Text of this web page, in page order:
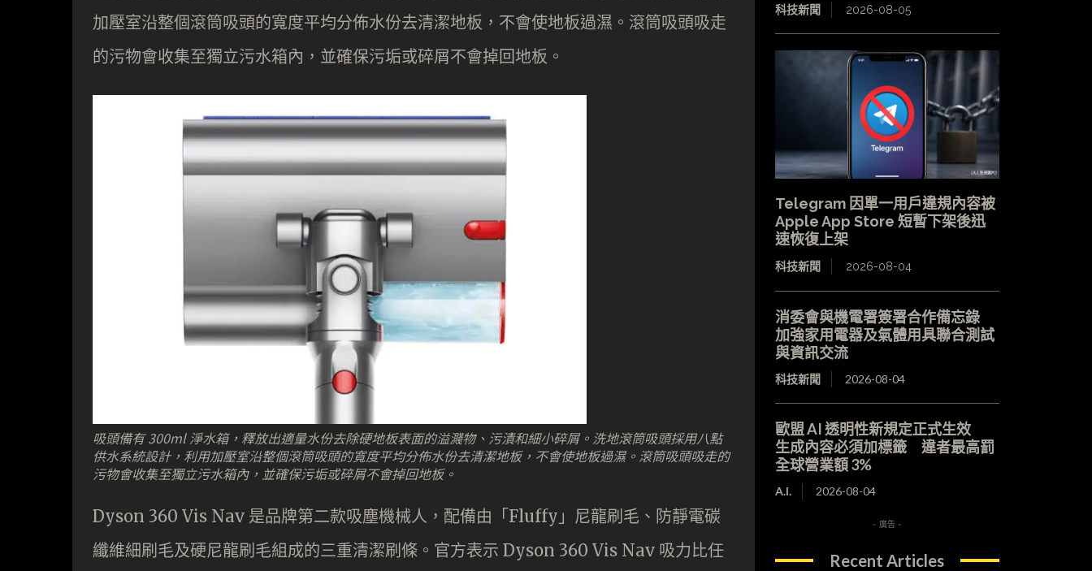
加壓室沿整個滾筒吸頭的寬度平均分佈水份去清潔地板，不會使地板過濕。滾筒吸頭吸走
的污物會收集至獨立污水箱內，並確保污垢或碎屑不會掉回地板。
吸頭備有 300ml 淨水箱，釋放出適量水份去除硬地板表面的溢濺物、污漬和細小碎屑。洗地滾筒吸頭採用八點
供水系統設計，利用加壓室沿整個滾筒吸頭的寬度平均分佈水份去清潔地板，不會使地板過濕。滾筒吸頭吸走的
污物會收集至獨立污水箱內，並確保污垢或碎屑不會掉回地板。
Dyson 360 Vis Nav 是品牌第二款吸塵機械人，配備由「Fluffy」尼龍刷毛、防靜電碳
纖維細刷毛及硬尼龍刷毛組成的三重清潔刷條。官方表示 Dyson 360 Vis Nav 吸力比任
科技新聞 2026-08-05
Telegram 因單一用戶違規內容被
Apple App Store 短暫下架後迅
速恢復上架
科技新聞 2026-08-04
消委會與機電署簽署合作備忘錄
加強家用電器及氣體用具聯合測試
與資訊交流
科技新聞 2026-08-04
歐盟 AI 透明性新規定正式生效
生成內容必須加標籤 違者最高罰
全球營業額 3%
A.I. 2026-08-04
- 廣告 -
Recent Articles